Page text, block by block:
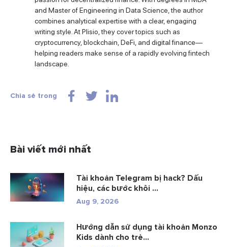
and Master of Engineering in Data Science, the author
combines analytical expertise with a clear, engaging
writing style. At Plisio, they cover topics such as
cryptocurrency, blockchain, DeFi, and digital finance—
helping readers make sense of a rapidly evolving fintech
landscape.
Chia sẻ trong
Bài viết mới nhất
Tài khoản Telegram bị hack? Dấu
hiệu, các bước khôi ...
Aug 9, 2026
Hướng dẫn sử dụng tài khoản Monzo
Kids dành cho trẻ...